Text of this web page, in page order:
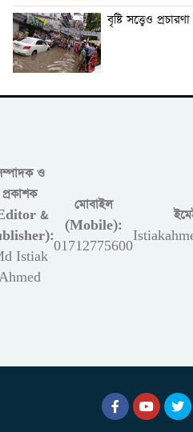
বৃষ্টি সত্ত্বেও
ও
প্রকাশক
&
Istiak
মোবাইল
(Mobile):
01712775600